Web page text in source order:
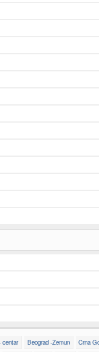
centar Beograd -Zemun Crna